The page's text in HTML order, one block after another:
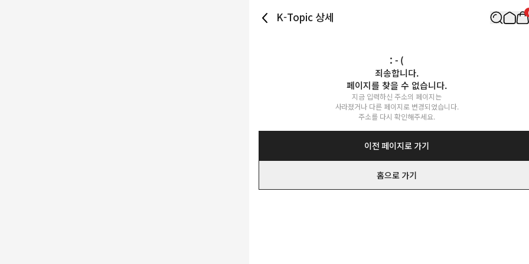
K-Topic 상세
: - (
죄송합니다.
페이지를 찾을 수 없습니다.
지금 입력하신 주소의 페이지는
사라졌거나 다른 페이지로 변경되었습니다.
주소를 다시 확인해주세요.
이전 페이지로 가기
홈으로 가기